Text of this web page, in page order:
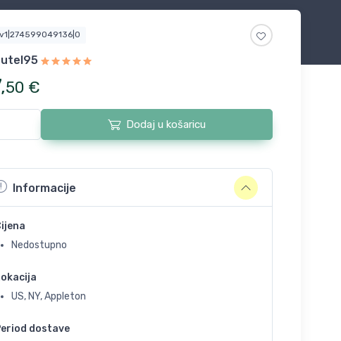
v1|274599049136|0
,50 €
Dodaj u košaricu
Informacije
Nedostupno
US, NY, Appleton
dostave